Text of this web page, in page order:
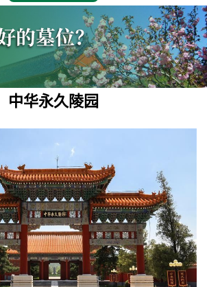
中华永久陵园